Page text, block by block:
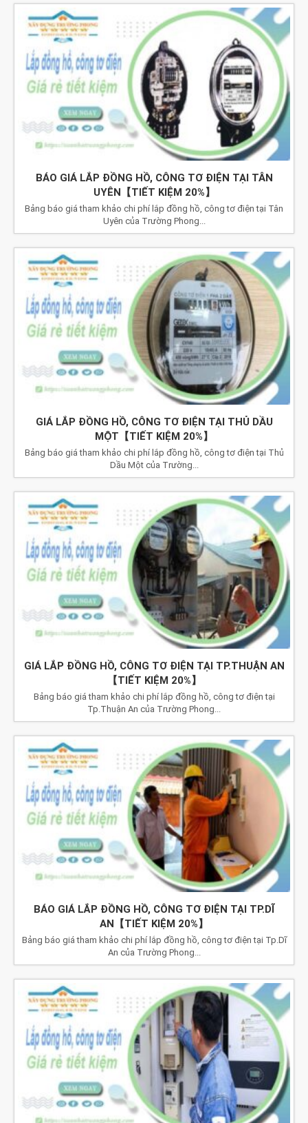
BÁO GIÁ LẮP ĐỒNG HỒ, CÔNG TƠ ĐIỆN TẠI TÂN
UYÊN【TIẾT KIỆM 20%】
Bảng báo giá tham khảo chi phí lắp đồng hồ, công tơ điện tại Tân
Uyên của Trường Phong...
GIÁ LẮP ĐỒNG HỒ, CÔNG TƠ ĐIỆN TẠI THỦ DẦU
MỘT【TIẾT KIỆM 20%】
Bảng báo giá tham khảo chi phí lắp đồng hồ, công tơ điện tại Thủ
Dầu Một của Trường...
GIÁ LẮP ĐỒNG HỒ, CÔNG TƠ ĐIỆN TẠI TP.THUẬN AN
【TIẾT KIỆM 20%】
Bảng báo giá tham khảo chi phí lắp đồng hồ, công tơ điện tại
Tp.Thuận An của Trường Phong...
BÁO GIÁ LẮP ĐỒNG HỒ, CÔNG TƠ ĐIỆN TẠI TP.DĨ
AN【TIẾT KIỆM 20%】
Bảng báo giá tham khảo chi phí lắp đồng hồ, công tơ điện tại Tp.Dĩ
An của Trường Phong...